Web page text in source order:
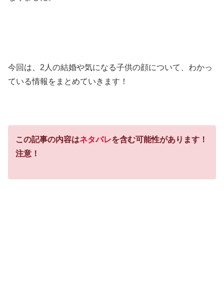
今回は、2人の結婚や気になる子供の顔について、わかっ
ている情報をまとめていきます！
この記事の内容はネタバレを含む可能性があります！
注意！